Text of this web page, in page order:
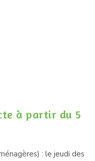
à partir du 5
: le jeudi des